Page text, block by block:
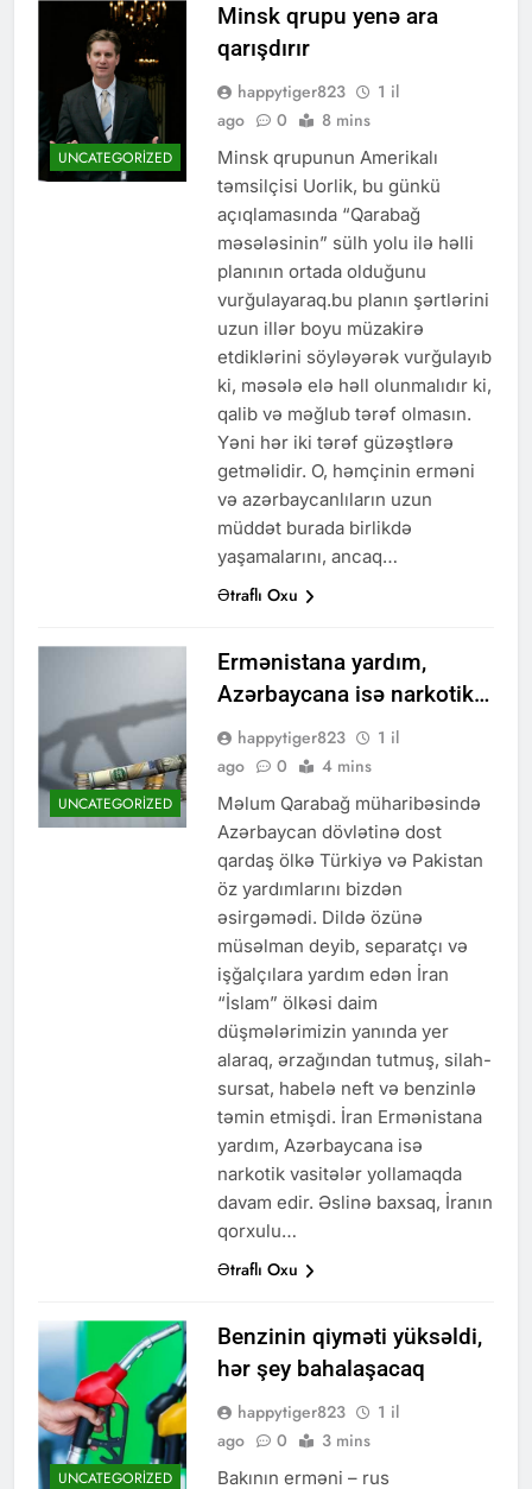
UNCATEGORIZED
Minsk qrupu yenə ara
qarışdırır
happytiger823
1 il
ago
0 8 mins
Minsk qrupunun Amerikalı
təmsilçisi Uorlik, bu günkü
açıqlamasında “Qarabağ
məsələsinin” sülh yolu ilə həlli
planının ortada olduğunu
vurğulayaraq.bu planın şərtlərini
uzun illər boyu müzakirə
etdiklərini söyləyərək vurğulayıb
ki, məsələ elə həll olunmalıdır ki,
qalib və məğlub tərəf olmasın.
Yəni hər iki tərəf güzəştlərə
getməlidir. O, həmçinin erməni
və azərbaycanlıların uzun
müddət burada birlikdə
yaşamalarını, ancaq…
Ətraflı Oxu
UNCATEGORIZED
Ermənistana yardım,
Azərbaycana isə narkotik…
happytiger823
1 il
ago
0 4 mins
Məlum Qarabağ müharibəsində
Azərbaycan dövlətinə dost
qardaş ölkə Türkiyə və Pakistan
öz yardımlarını bizdən
əsirgəmədi. Dildə özünə
müsəlman deyib, separatçı və
işğalçılara yardım edən İran
“İslam” ölkəsi daim
düşmələrimizin yanında yer
alaraq, ərzağından tutmuş, silah-
sursat, habelə neft və benzinlə
təmin etmişdi. İran Ermənistana
yardım, Azərbaycana isə
narkotik vasitələr yollamaqda
davam edir. Əslinə baxsaq, İranın
qorxulu…
Ətraflı Oxu
UNCATEGORIZED
Benzinin qiyməti yüksəldi,
hər şey bahalaşacaq
happytiger823
1 il
ago
0 3 mins
Bakının erməni – rus